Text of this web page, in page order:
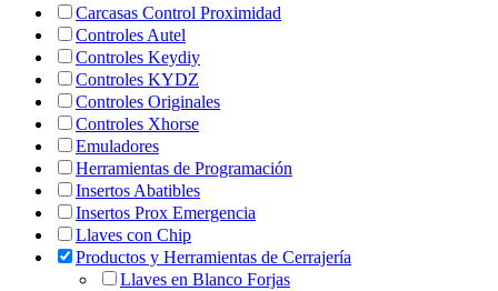
Carcasas Control Proximidad
Controles Autel
Controles Keydiy
Controles KYDZ
Controles Originales
Controles Xhorse
Emuladores
Herramientas de Programación
Insertos Abatibles
Insertos Prox Emergencia
Llaves con Chip
Productos y Herramientas de Cerrajería
Llaves en Blanco Forjas